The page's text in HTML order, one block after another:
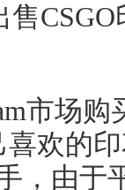
市场
欢的
，由